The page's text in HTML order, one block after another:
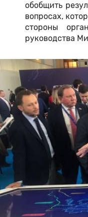
обобщить
вопросах,
стороны
руководства